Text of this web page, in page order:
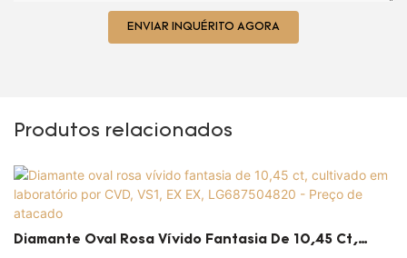
ENVIAR INQUÉRITO AGORA
Produtos relacionados
Diamante Oval Rosa Vívido Fantasia De 10,45 Ct,